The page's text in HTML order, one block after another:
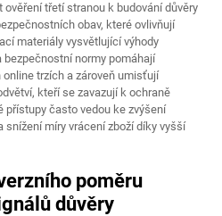
třetí stranou k budování důvěry
obav, které ovlivňují
materiály vysvětlující výhody
normy pomáhají
trzích a zároveň umisťují
kteří se zavazují k ochraně
přístupy často vedou ke zvýšení
snížení míry vrácení zboží díky vyšší
poměru
důvěry